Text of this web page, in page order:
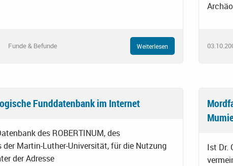
Funde & Befunde Weiterlesen
Funddatenbank im Internet
des ROBERTINUM, des
Martin-Luther-Universität, für die Nutzung
der Adresse
Ist Dr.